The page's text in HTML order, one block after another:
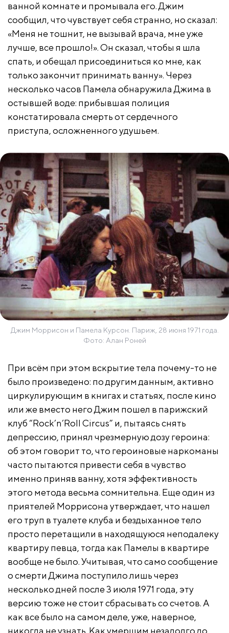
ванной комнате и промывала его. Джим
сообщил, что чувствует себя странно, но сказал:
«Меня не тошнит, не вызывай врача, мне уже
лучше, все прошло!». Он сказал, чтобы я шла
спать, и обещал присоединиться ко мне, как
только закончит принимать ванну». Через
несколько часов Памела обнаружила Джима в
остывшей воде: прибывшая полиция
констатировала смерть от сердечного
приступа, осложненного удушьем.
Джим Моррисон и Памела Курсон. Париж, 28 июня 1971 года.
Фото: Алан Роней
При всём при этом вскрытие тела почему-то не
было произведено: по другим данным, активно
циркулирующим в книгах и статьях, после кино
или же вместо него Джим пошел в парижский
клуб “Rock’n’Roll Circus” и, пытаясь снять
депрессию, принял чрезмерную дозу героина:
об этом говорит то, что героиновые наркоманы
часто пытаются привести себя в чувство
именно приняв ванну, хотя эффективность
этого метода весьма сомнительна. Еще один из
приятелей Моррисона утверждает, что нашел
его труп в туалете клуба и бездыханное тело
просто перетащили в находящуюся неподалеку
квартиру певца, тогда как Памелы в квартире
вообще не было. Учитывая, что само сообщение
о смерти Джима поступило лишь через
несколько дней после 3 июля 1971 года, эту
версию тоже не стоит сбрасывать со счетов. А
как все было на самом деле, уже, наверное,
никогда не узнать. Как умершим незадолго до